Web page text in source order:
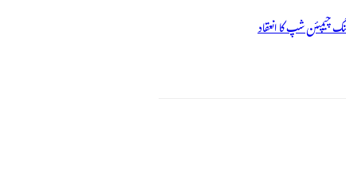
چیمپئن شپ کا انعقاد